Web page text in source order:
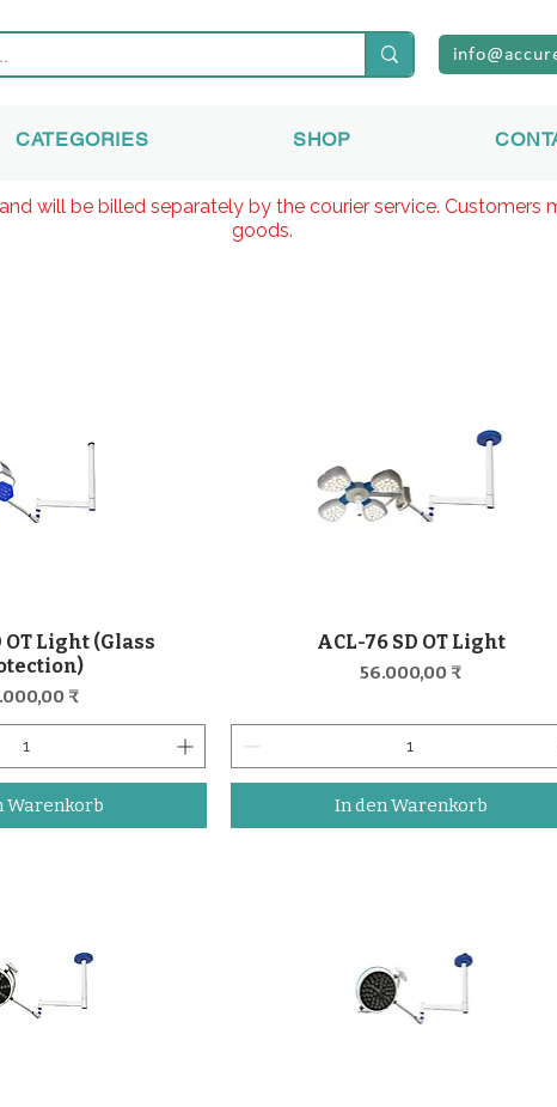
CATEGORIES SHOP
OT Light (Glass
₹
Warenkorb
Schnellansicht
ACL-76 SD OT Light
Preis
56.000,00 ₹
In den Warenkorb
will be billed separately by the courier service.
goods.